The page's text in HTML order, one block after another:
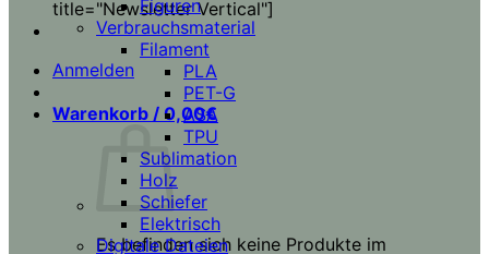
title="Newsletter Vertical"]
Anmelden
Warenkorb / 0,00€
Es befinden sich keine Produkte im
Figuren
Verbrauchsmaterial
Filament
PLA
PET-G
ASA
TPU
Sublimation
Holz
Schiefer
Elektrisch
Digitale Dateien